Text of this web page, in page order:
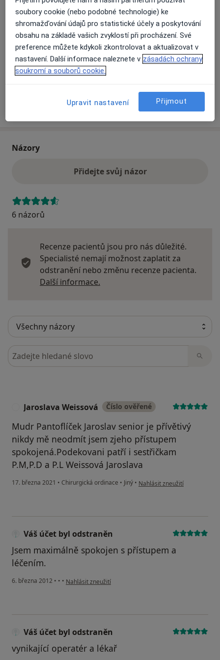
Přiblížit mapuse otevře v nové záložce
Dostupnost
Na této adrese online kalendář není aktivní
Co mám v takové situaci udělat?
Víceo adrese
Názory
Přidejte svůj názor
6 názorů
Recenze pacientů jsou pro nás důležité.
Specialisté nemají možnost zaplatit za
odstranění nebo změnu recenze pacienta.
Další informace.
Hledejte v názorech
Jaroslava Weissová Číslo ověřené
Mudr Pantoflíček Jaroslav senior je přívětivý
nikdy mě neodmít jsem zjeho přístupem
spokojená.Podekovani patří i sestřičkam
P.M,P.D a P.L Weissová Jaroslava
17. března 2021 • Chirurgická ordinace • Jiný • podle názoru uživatele
Nahlásit zneužití
Váš účet byl odstraněn
Jsem maximálně spokojen s přístupem a
léčením.
6. března 2012 • • • podle názoru uživatele Váš účet byl odstraněn
Nahlásit zneužití
Váš účet byl odstraněn
vynikající operatér a lékař
soubory cookie (nebo podobné technologie) ke
shromažďování údajů pro statistické účely a poskytování
obsahu na základě vašich zvyklostí při procházení. Své
preference můžete kdykoli zkontrolovat a aktualizovat v
nastavení. Další informace naleznete v zásadách ochrany
soukromí a souborů cookie.
Upravit nastavení Přijmout